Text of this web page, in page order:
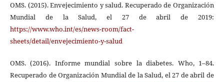
OMS. (2015). Envejecimiento y salud. Recuperado de Organización
Mundial de la Salud, el 27 de abril de 2019:
https://www.who.int/es/news-room/fact-
sheets/detail/envejecimiento-y-salud
OMS. (2016). Informe mundial sobre la diabetes. Who, 1–84.
Recuperado de Organización Mundial de la Salud, el 27 de abril de